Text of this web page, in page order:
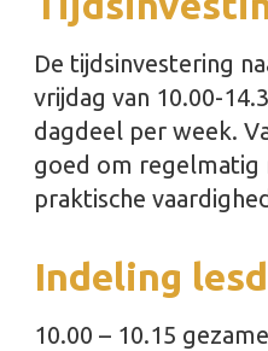
De tijdsinvestering
vrijdag van 10.00-
dagdeel per week.
goed om
praktische
Indeling
10.00 – 10.15